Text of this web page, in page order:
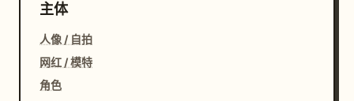
主体
人像 / 自拍
网红 / 模特
角色